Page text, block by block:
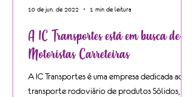
A IC Transportes está em busca de
Motoristas Carreteiras
A IC Transportes é uma empresa dedicada ao
transporte rodoviário de produtos Sólidos,
10 de jun. de 2022 1 min de leitura